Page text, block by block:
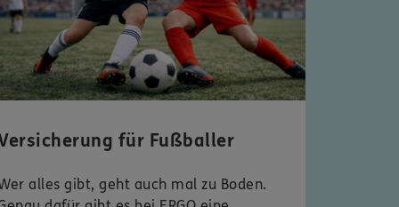
für Fußballer
alles gibt, geht auch mal zu Boden.